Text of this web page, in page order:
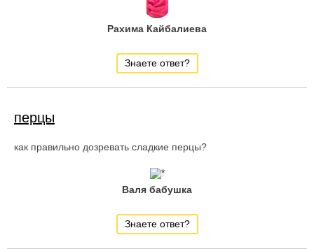
Рахима Кайбалиева
Знаете ответ?
перцы
как правильно дозревать сладкие перцы?
Валя бабушка
Знаете ответ?